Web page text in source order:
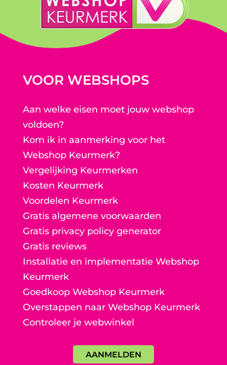
VOOR WEBSHOPS
Aan welke eisen moet jouw webshop
voldoen?
Kom ik in aanmerking voor het
Webshop Keurmerk?
Vergelijking Keurmerken
Kosten Keurmerk
Voordelen Keurmerk
Gratis algemene voorwaarden
Gratis privacy policy generator
Gratis reviews
Installatie en implementatie Webshop
Keurmerk
Goedkoop Webshop Keurmerk
Overstappen naar Webshop Keurmerk
Controleer je webwinkel
AANMELDEN